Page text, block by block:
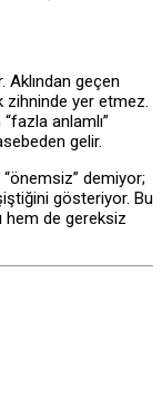
Aklından geçen
zihninde yer etmez.
anlamlı”
gelir.
demiyor;
gösteriyor. Bu
hem de gereksiz